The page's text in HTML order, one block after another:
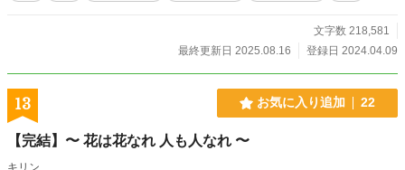
文字数 218,581
最終更新日 2025.08.16
登録日 2024.04.09
13 お気に入り追加 22
【完結】〜 花は花なれ 人も人なれ 〜
キリン